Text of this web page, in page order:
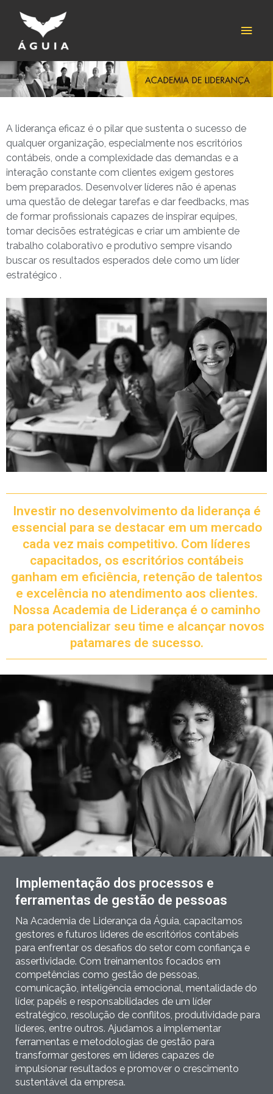
A liderança eficaz é o pilar que sustenta o sucesso de
qualquer organização, especialmente nos escritórios
contábeis, onde a complexidade das demandas e a
interação constante com clientes exigem gestores
bem preparados. Desenvolver líderes não é apenas
uma questão de delegar tarefas e dar feedbacks, mas
de formar profissionais capazes de inspirar equipes,
tomar decisões estratégicas e criar um ambiente de
trabalho colaborativo e produtivo sempre visando
buscar os resultados esperados dele como um líder
estratégico .
Investir no desenvolvimento da liderança é
essencial para se destacar em um mercado
cada vez mais competitivo. Com líderes
capacitados, os escritórios contábeis
ganham em eficiência, retenção de talentos
e excelência no atendimento aos clientes.
Nossa Academia de Liderança é o caminho
para potencializar seu time e alcançar novos
patamares de sucesso.
Implementação dos processos e
ferramentas de gestão de pessoas
Na Academia de Liderança da Águia, capacitamos
gestores e futuros líderes de escritórios contábeis
para enfrentar os desafios do setor com confiança e
assertividade. Com treinamentos focados em
competências como gestão de pessoas,
comunicação, inteligência emocional, mentalidade do
líder, papéis e responsabilidades de um líder
estratégico, resolução de conflitos, produtividade para
líderes, entre outros. Ajudamos a implementar
ferramentas e metodologias de gestão para
transformar gestores em líderes capazes de
impulsionar resultados e promover o crescimento
sustentável da empresa.